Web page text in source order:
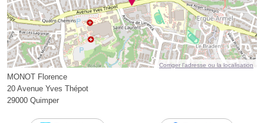
Corriger l’adresse ou la localisation
MONOT Florence
20 Avenue Yves Thépot
29000 Quimper